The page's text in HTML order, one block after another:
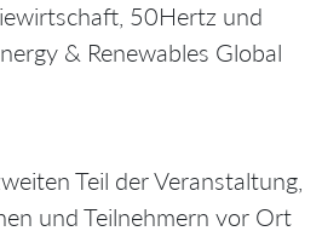
50Hertz und
& Renewables Global
Teil der Veranstaltung,
und Teilnehmern vor Ort